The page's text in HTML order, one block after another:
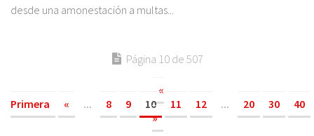
desde una amonestación a multas...
Página 10 de 507
«
Primera
« ... 8 9 10 11 12 ... 20 30
40
»